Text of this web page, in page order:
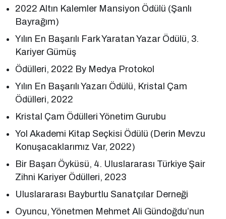
2022 Altın Kalemler Mansiyon Ödülü (Şanlı
Bayrağım)
Yılın En Başarılı Fark Yaratan Yazar Ödülü, 3.
Kariyer Gümüş
Ödülleri, 2022 By Medya Protokol
Yılın En Başarılı Yazarı Ödülü, Kristal Çam
Ödülleri, 2022
Kristal Çam Ödülleri Yönetim Gurubu
Yol Akademi Kitap Seçkisi Ödülü (Derin Mevzu
Konuşacaklarımız Var, 2022)
Bir Başarı Öyküsü, 4. Uluslararası Türkiye Şair
Zihni Kariyer Ödülleri, 2023
Uluslararası Bayburtlu Sanatçılar Derneği
Oyuncu, Yönetmen Mehmet Ali Gündoğdu’nun